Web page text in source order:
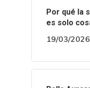
Por qué la
es solo
19/03/2026